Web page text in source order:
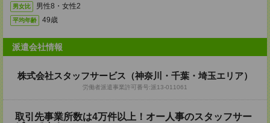
男女比 男性8・女性2
平均年齢 49歳
派遣会社情報
株式会社スタッフサービス（神奈川・千葉・埼玉エリア）
労働者派遣事業許可番号:派13-011061
取引先事業所数は4万件以上！オー人事のスタッフサー